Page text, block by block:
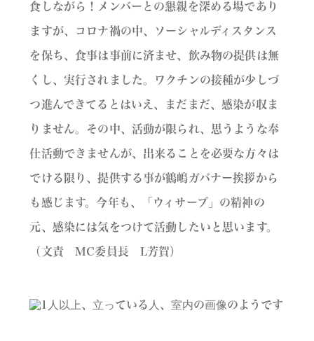
食しながら！メンバーとの懇親を深める場であり
ますが、コロナ禍の中、ソーシャルディスタンス
を保ち、食事は事前に済ませ、飲み物の提供は無
くし、実行されました。ワクチンの接種が少しづ
つ進んできてるとはいえ、まだまだ、感染が収ま
りません。その中、活動が限られ、思うような奉
仕活動できませんが、出来ることを必要な方々は
でける限り、提供する事が鶴嶋ガバナー挨拶から
も感じます。今年も、「ウィサーブ」の精神の
元、感染には気をつけて活動したいと思います。
（文責 MC委員長 L芳賀）